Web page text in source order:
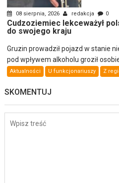
08 sierpnia, 2026 redakcja 0
Cudzoziemiec lekceważył
do swojego kraju
Gruzin prowadził pojazd w stanie
pod wpływem alkoholu groził
Aktualności U funkcjonariuszy Z
SKOMENTUJ